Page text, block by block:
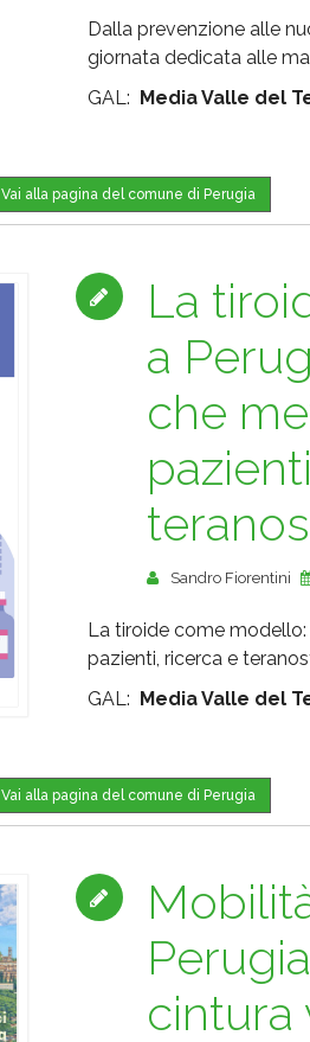
Dalla prevenzione alle
giornata dedicata alle
GAL: Media Valle del
Vai alla pagina del comune di Perugia
La
a
che
Sandro Fiorentini
La tiroide come
pazienti, ricerca e
GAL: Media Valle del
Vai alla pagina del comune di Perugia
cintura